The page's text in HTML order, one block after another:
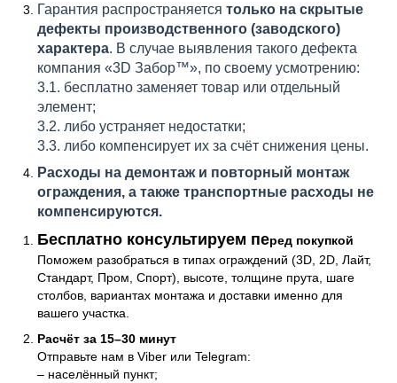
Гарантия распространяется только на скрытые
дефекты производственного (заводского)
характера. В случае выявления такого дефекта
компания «3D Забор™», по своему усмотрению:
3.1. бесплатно заменяет товар или отдельный
элемент;
3.2. либо устраняет недостатки;
3.3. либо компенсирует их за счёт снижения цены.
Расходы на демонтаж и повторный монтаж
ограждения, а также транспортные расходы не
компенсируются.
Консультация и бесплатный расчёт
Бесплатно консультируем перед покупкой
Поможем разобраться в типах ограждений (3D, 2D, Лайт,
Стандарт, Пром, Спорт), высоте, толщине прута, шаге
столбов, вариантах монтажа и доставки именно для
вашего участка.
Расчёт за 15–30 минут
Отправьте нам в Viber или Telegram:
– населённый пункт;